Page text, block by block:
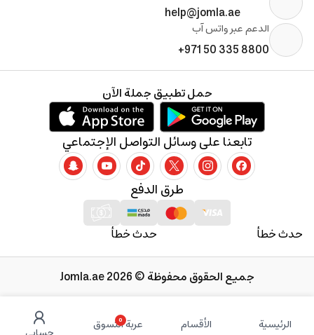
الرئيسية الأقسام 0
عربة التسوق
help@jomla.ae
الدعم عبر واتس آب
+971 50 335 8800
حدث خطأ حدث خطأ
طرق الدفع
تابعنا على وسائل التواصل الإجتماعي
حمل تطبيق جملة الآن
جميع الحقوق محفوظة © 2026 Jomla.ae